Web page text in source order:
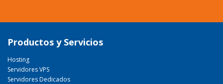
Productos y Servicios
Hosting
Servidores VPS
Servidores Dedicados